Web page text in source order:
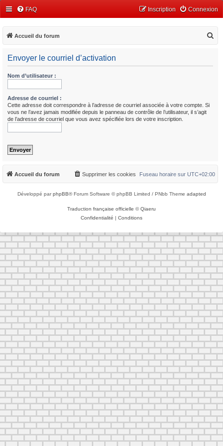
FAQ Connexion
Inscription
Accueil du forum
Envoyer le courriel d’activation
Nom d’utilisateur :
Adresse de courriel :
Cette adresse doit correspondre à l’adresse de courriel associée à votre compte. Si
vous ne l’avez jamais modifiée depuis le panneau de contrôle de l’utilisateur, il s’agit
de l’adresse de courriel que vous avez spécifiée lors de votre inscription.
Accueil du forum Fuseau horaire sur UTC+02:00
Supprimer les cookies
Développé parphpBB® Forum Software © phpBB Limited / PNbb Theme adapted
Traduction française officielle ©Qiaeru
Confidentialité | Conditions